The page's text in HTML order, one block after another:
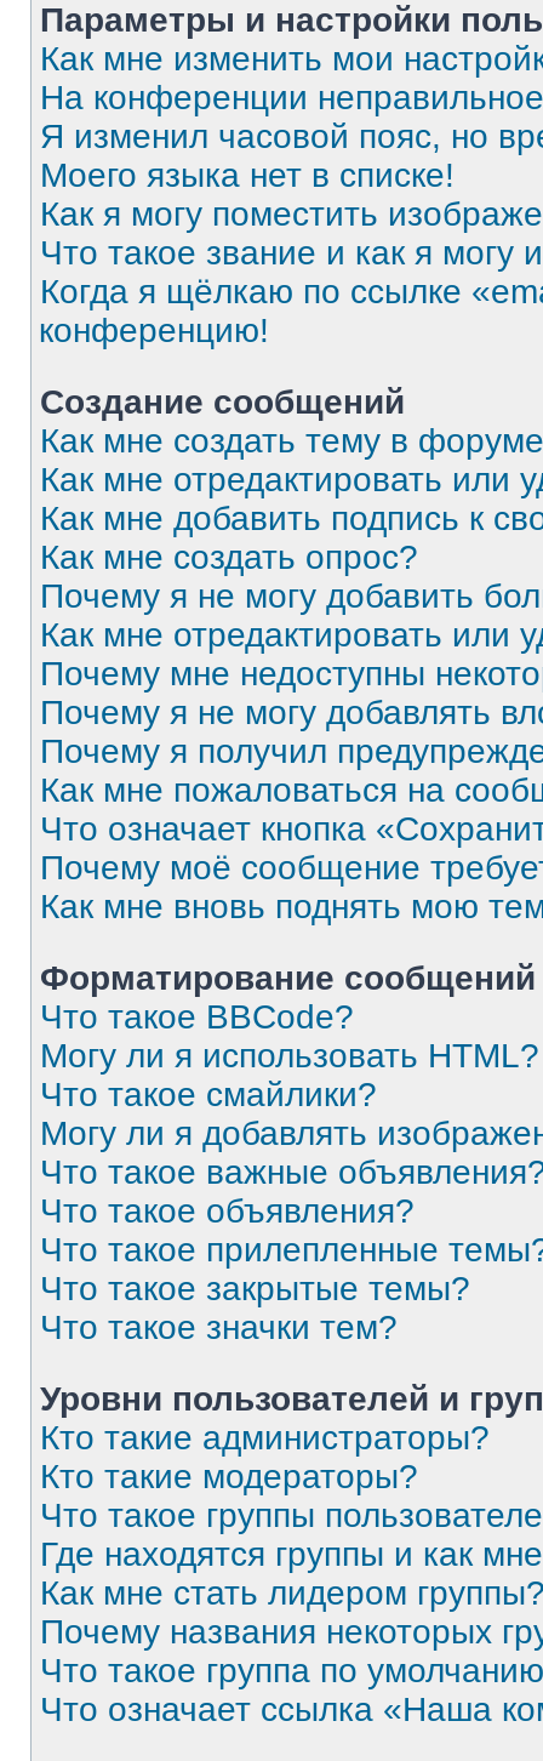
Параметры и настройки
Как мне изменить мои
На конференции
Я изменил часовой пояс, но
Моего языка нет в списке!
Как я могу поместить
Что такое звание и как я могу
Когда я щёлкаю по ссылке
конференцию!
Создание сообщений
Как мне создать тему в
Как мне отредактировать или
Как мне добавить подпись к
Как мне создать опрос?
Почему я не могу добавить
Как мне отредактировать или
Почему мне недоступны
Почему я не могу добавлять
Почему я получил
Как мне пожаловаться на
Что означает кнопка
Почему моё сообщение
Как мне вновь поднять мою
Форматирование
Что такое BBCode?
Могу ли я использовать HTML?
Что такое смайлики?
Могу ли я добавлять
Что такое важные
Что такое объявления?
Что такое прилепленные
Что такое закрытые темы?
Что такое значки тем?
Уровни пользователей и
Кто такие администраторы?
Кто такие модераторы?
Что такое группы
Где находятся группы и как
Как мне стать лидером
Почему названия некоторых
Что такое группа по
Что означает ссылка «Наша